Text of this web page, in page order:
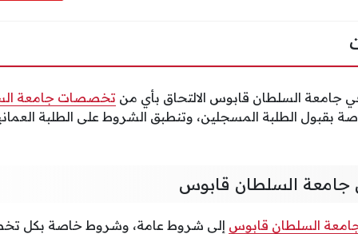
جامعة السلطان قابوس الالتحاق بأي من تخصصات جامعة
بقبول الطلبة المسجلين، وتنطبق الشروط على الطلبة
السلطان قابوس
السلطان قابوس إلى شروط عامة، وشروط خاصة بكل